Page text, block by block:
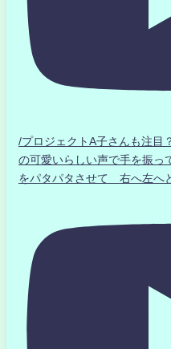
/プロジェクトA子さんも注
の可愛いらしい声で手を振
をパタパタさせて 右へ左へ